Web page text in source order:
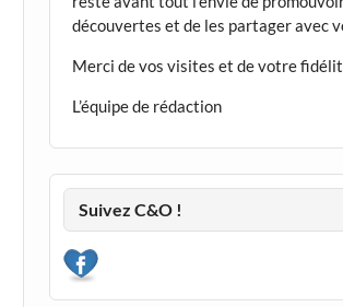
découvertes et de les partager avec
Merci de vos visites et de votre
L’équipe de rédaction
Suivez C&O !